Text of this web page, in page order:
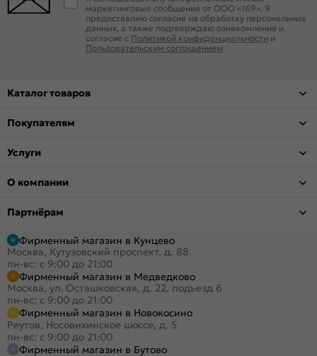
маркетинговые сообщения от ООО «169». Я
предоставляю согласие на обработку персональных
данных, а также подтверждаю ознакомление и
согласие с Политикой конфиденциальности и
Пользовательским соглашением.
Каталог товаров
Покупателям
Услуги
О компании
Партнёрам
Фирменный магазин в Кунцево
Москва, Кутузовский проспект, д. 88
пн-вс: с 9:00 до 21:00
Фирменный магазин в Медведково
Москва, ул. Осташковская, д. 22, подъезд 6
пн-вс: с 9:00 до 21:00
Фирменный магазин в Новокосино
Реутов, Носовихинское шоссе, д. 5
пн-вс: с 9:00 до 21:00
Фирменный магазин в Бутово